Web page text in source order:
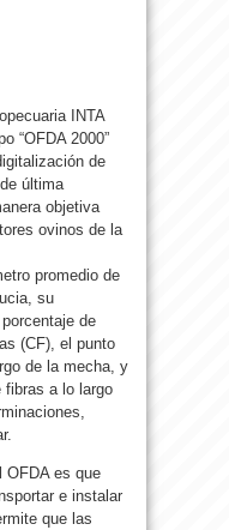
INTA
“OFDA 2000”
de
última
objetiva
ovinos de la
promedio de
su
de
(CF), el punto
de la mecha, y
fibras a lo largo
OFDA es que
e instalar
que las